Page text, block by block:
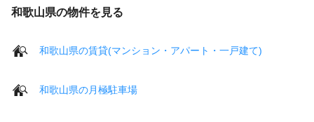
和歌山県の物件を見る
和歌山県の賃貸(マンション・アパート・一戸建て)
和歌山県の月極駐車場